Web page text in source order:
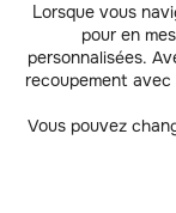
Lorsque vous
pour en
personnalisées.
recoupement
Vous pouvez
des proches
ou connaissances
un impact
quand